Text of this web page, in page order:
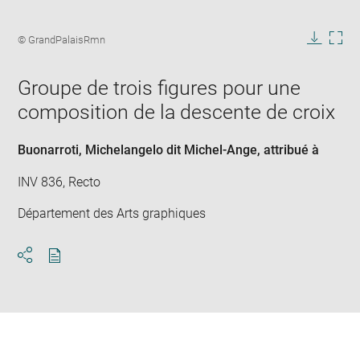
window
Image
© GrandPalaisRmn
Groupe de trois figures pour une
composition de la descente de croix
Buonarroti, Michelangelo dit Michel-Ange, attribué à
INV 836, Recto
Département des Arts graphiques